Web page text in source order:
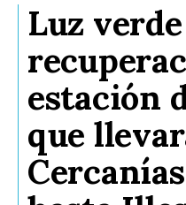
Luz
estación
que